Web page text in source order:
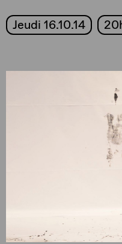
Jeudi 16.10.14